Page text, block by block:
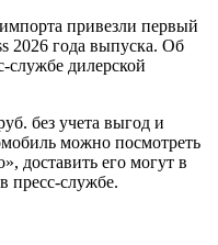
привезли первый
2026 года выпуска. Об
службе дилерской
без учета выгод и
можно посмотреть
доставить его могут в
пресс-службе.